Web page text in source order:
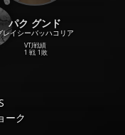
パク グンド
レイシーバッハコリア
VTJ戦績
1 戦 1敗
ーク